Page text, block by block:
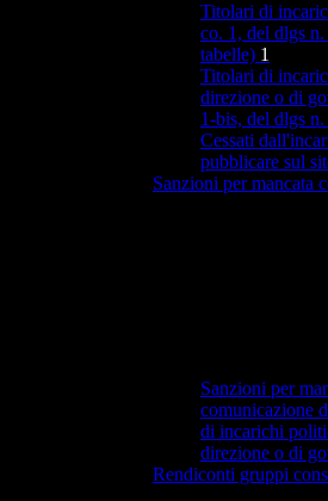
Titolari di
co. 1, del dlgs
tabelle) 1
Titolari di
direzione o di
1-bis, del dlgs
Cessati
pubblicare sul
Sanzioni per mancata
Sanzioni per
comunicazione
di incarichi
direzione o di
Rendiconti gruppi